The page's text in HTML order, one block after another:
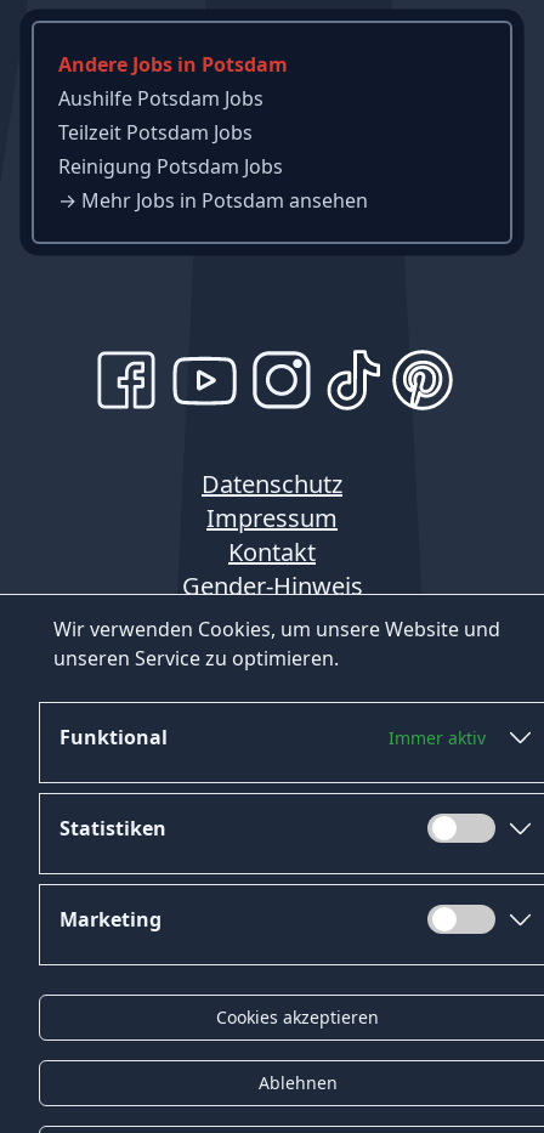
Wir verwenden Cookies, um unsere Website und
unseren Service zu optimieren.
Funktional Immer aktiv
Statistiken
Marketing
Cookies akzeptieren
Ablehnen
Andere Jobs in Potsdam
Aushilfe Potsdam Jobs
Teilzeit Potsdam Jobs
Reinigung Potsdam Jobs
→ Mehr Jobs in Potsdam ansehen
Datenschutz
Impressum
Kontakt
Gender-Hinweis
© 2026 Onyx Consulting GmbH